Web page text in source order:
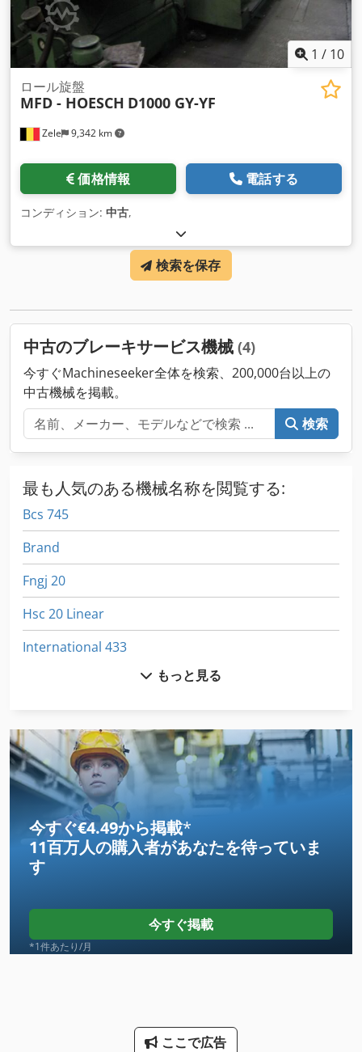
ここで広告
1 / 10
Zele 9,342 km
ロール旋盤
MFD - HOESCH D1000 GY-YF
価格情報 電話する
コンディション: 中古,
検索を保存
中古のブレーキサービス機械 (4)
今すぐMachineseeker全体を検索、200,000台以上の
中古機械を掲載。
検索
最も人気のある機械名称を閲覧する:
Bcs 745
Brand
Fngj 20
Hsc 20 Linear
International 433
Ls 703
Meh 5 2 1 8 B
Mvh 5 1 4 B
Ng 200
その他
その他 の アクセサリー
サービス ステーション
もっと見る
今すぐ€4.49から掲載*
11百万人の購入者があなたを待っていま
す
今すぐ掲載
*1件あたり/月